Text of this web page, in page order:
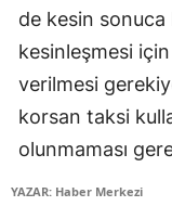
de kesin sonuca
kesinleşmesi
verilmesi
korsan taksi
olunmaması
YAZAR: Haber Merkezi